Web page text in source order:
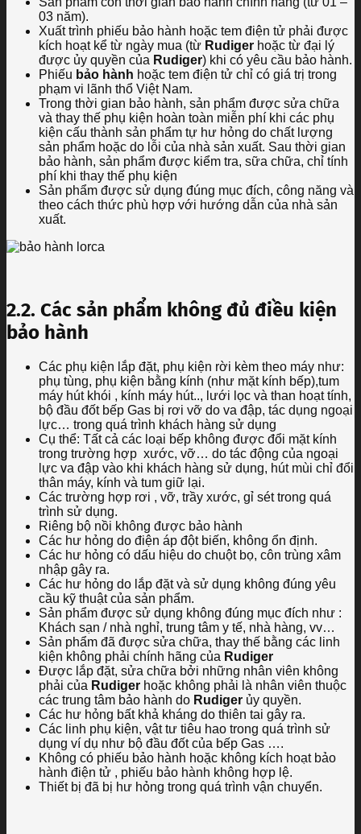
03 năm).
Xuất trình phiếu bảo hành hoặc tem điện tử phải được
kích hoạt kể từ ngày mua (từ Rudiger hoặc từ đại lý
được ủy quyền của Rudiger) khi có yêu cầu bảo hành.
Phiếu bảo hành hoặc tem điện tử chỉ có giá trị trong
phạm vi lãnh thổ Việt Nam.
Trong thời gian bảo hành, sản phẩm được sửa chữa
và thay thế phụ kiện hoàn toàn miễn phí khi các phụ
kiện cấu thành sản phẩm tự hư hỏng do chất lượng
sản phẩm hoặc do lỗi của nhà sản xuất. Sau thời gian
bảo hành, sản phẩm được kiểm tra, sữa chữa, chỉ tính
phí khi thay thế phụ kiện
Sản phẩm được sử dụng đúng mục đích, công năng và
theo cách thức phù hợp với hướng dẫn của nhà sản
xuất.
2.2. Các sản phẩm không đủ điều kiện
bảo hành
Các phụ kiện lắp đặt, phụ kiện rời kèm theo máy như:
phụ tùng, phụ kiện bằng kính (như mặt kính bếp),tum
máy hút khói , kính máy hút.., lưới lọc và than hoạt tính,
bộ đầu đốt bếp Gas bị rơi vỡ do va đập, tác dụng ngoại
lực… trong quá trình khách hàng sử dụng
Cụ thể: Tất cả các loại bếp không được đổi mặt kính
trong trường hợp xước, vỡ… do tác động của ngoại
lực va đập vào khi khách hàng sử dụng, hút mùi chỉ đổi
thân máy, kính và tum giữ lại.
Các trường hợp rơi , vỡ, trầy xước, gỉ sét trong quá
trình sử dụng.
Riêng bộ nồi không được bảo hành
Các hư hỏng do điện áp đột biến, không ổn định.
Các hư hỏng có dấu hiệu do chuột bọ, côn trùng xâm
nhập gây ra.
Các hư hỏng do lắp đặt và sử dụng không đúng yêu
cầu kỹ thuật của sản phẩm.
Sản phẩm được sử dụng không đúng mục đích như :
Khách sạn / nhà nghỉ, trung tâm y tế, nhà hàng, vv…
Sản phẩm đã được sửa chữa, thay thế bằng các linh
kiện không phải chính hãng của Rudiger
Được lắp đặt, sửa chữa bởi những nhân viên không
phải của Rudiger hoặc không phải là nhân viên thuộc
các trung tâm bảo hành do Rudiger ủy quyền.
Các hư hỏng bất khả kháng do thiên tai gây ra.
Các linh phụ kiện, vật tư tiêu hao trong quá trình sử
dụng ví dụ như bộ đầu đốt của bếp Gas ….
Không có phiếu bảo hành hoặc không kích hoạt bảo
hành điện tử , phiếu bảo hành không hợp lệ.
Thiết bị đã bị hư hỏng trong quá trình vận chuyển.